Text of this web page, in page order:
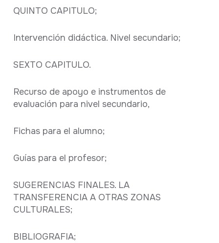
QUINTO CAPITULO;
Intervención didáctica. Nivel secundario;
SEXTO CAPITULO.
Recurso de apoyo e instrumentos de
evaluación para nivel secundario,
Fichas para el alumno;
Guías para el profesor;
SUGERENCIAS FINALES. LA
TRANSFERENCIA A OTRAS ZONAS
CULTURALES;
BIBLIOGRAFIA;